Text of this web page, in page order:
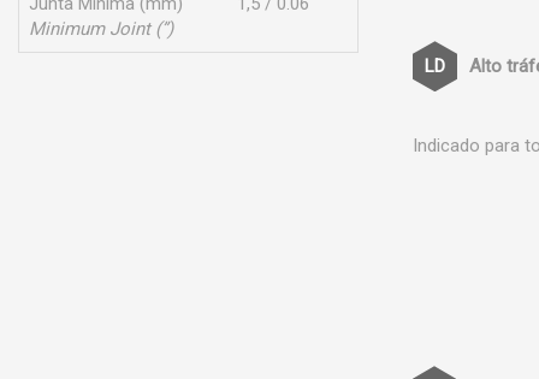
Minimum Joint (”)
Alto
Indicado para